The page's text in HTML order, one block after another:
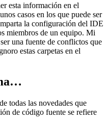
esta información en el
casos en los que puede ser
la configuración del IDE
miembros de un equipo. Mi
una fuente de conflictos que
estas carpetas en el
todas las novedades que
de código fuente se refiere